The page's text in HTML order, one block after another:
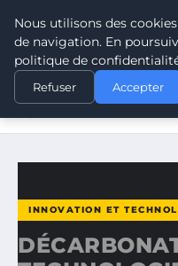
CLIMATE
ACCUEIL
INNOVATION ET
DÉCARBONATION ET
INNOVATION ET
Nous utilisons des
de navigation. En
politique de
Refuser Accepter